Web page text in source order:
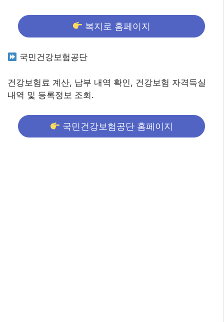
복지로 홈페이지
국민건강보험공단
건강보험료 계산, 납부 내역 확인, 건강보험 자격득실
내역 및 등록정보 조회.
국민건강보험공단 홈페이지